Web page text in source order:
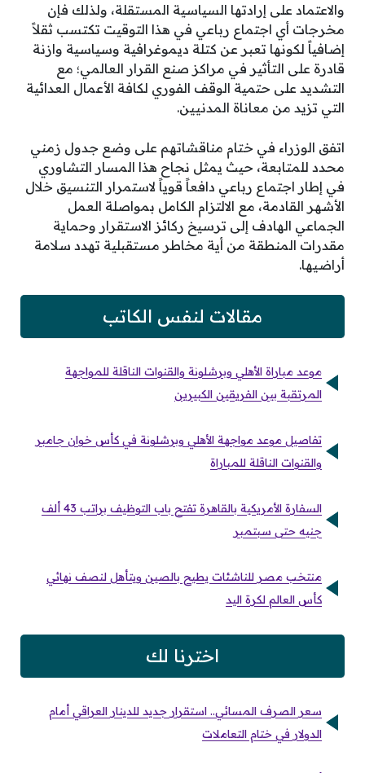
والاعتماد على إرادتها السياسية المستقلة، ولذلك فإن
مخرجات أي اجتماع رباعي في هذا التوقيت تكتسب ثقلاً
إضافياً لكونها تعبر عن كتلة ديموغرافية وسياسية وازنة
قادرة على التأثير في مراكز صنع القرار العالمي؛ مع
التشديد على حتمية الوقف الفوري لكافة الأعمال العدائية
التي تزيد من معاناة المدنيين.
اتفق الوزراء في ختام مناقشاتهم على وضع جدول زمني
محدد للمتابعة، حيث يمثل نجاح هذا المسار التشاوري
في إطار اجتماع رباعي دافعاً قوياً لاستمرار التنسيق خلال
الأشهر القادمة، مع الالتزام الكامل بمواصلة العمل
الجماعي الهادف إلى ترسيخ ركائز الاستقرار وحماية
مقدرات المنطقة من أية مخاطر مستقبلية تهدد سلامة
أراضيها.
مقالات لنفس الكاتب
موعد مباراة الأهلي وبرشلونة والقنوات الناقلة للمواجهة
المرتقبة بين الفريقين الكبيرين
تفاصيل موعد مواجهة الأهلي وبرشلونة في كأس خوان جامبر
والقنوات الناقلة للمباراة
السفارة الأمريكية بالقاهرة تفتح باب التوظيف براتب 43 ألف
جنيه حتى سبتمبر
منتخب مصر للناشئات يطيح بالصين ويتأهل لنصف نهائي
كأس العالم لكرة اليد
اخترنا لك
سعر الصرف المسائي.. استقرار جديد للدينار العراقي أمام
الدولار في ختام التعاملات